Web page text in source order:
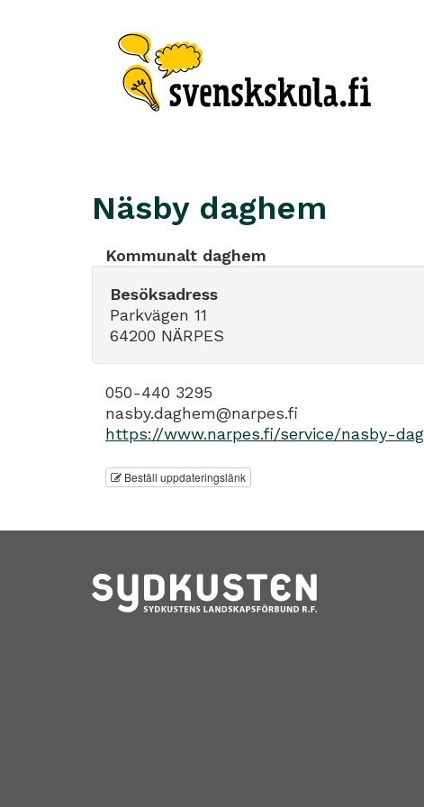
Näsby daghem
Kommunalt daghem
Besöksadress
Parkvägen 11
64200 NÄRPES
050-440 3295
nasby.daghem@narpes.fi
https://www.narpes.fi/service/nasby-
Beställ uppdateringslänk